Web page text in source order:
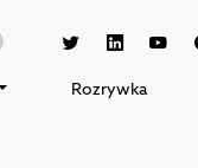
Rozrywka